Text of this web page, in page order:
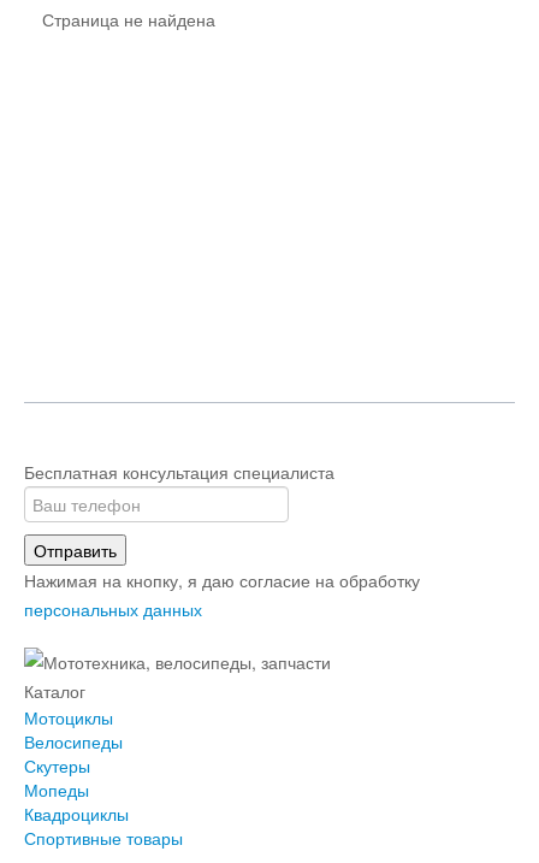
Страница не найдена
Бесплатная консультация специалиста
Отправить
Нажимая на кнопку, я даю согласие на обработку
персональных данных
Каталог
Мотоциклы
Велосипеды
Скутеры
Мопеды
Квадроциклы
Спортивные товары